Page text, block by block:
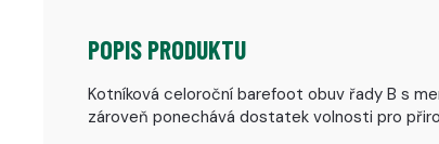
POPIS PRODUKTU
Kotníková celoroční barefoot obuv řady B s
zároveň ponechává dostatek volnosti pro